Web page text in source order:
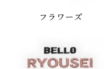
フラワーズ